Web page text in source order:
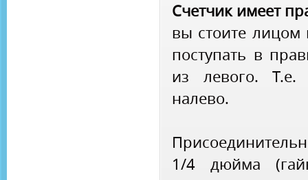
Счетчик имеет
вы стоите лицом
поступать в
из левого. Т.е.
налево.
1/4 дюйма